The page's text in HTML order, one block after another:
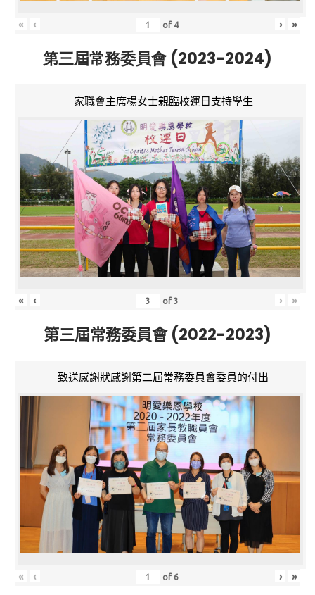
« ‹ of 4 › »
第三屆常務委員會 (2023-2024)
家職會主席楊女士親臨校運日支持學生
« ‹ of3 › »
第三屆常務委員會 (2022-2023)
致送感謝狀感謝第二屆常務委員會委員的付出
« ‹ of 6 › »